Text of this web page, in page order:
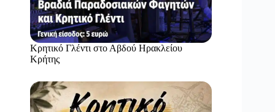
Κρητικό Γλέντι στο Αβδού Ηρακλείου
Κρήτης